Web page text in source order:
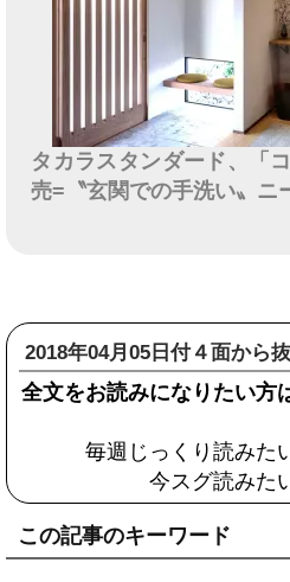
タカラスタンダード、「
売=〝玄関での手洗い〟ニ
2018年04月05日付４面から
全文をお読みになりたい方
毎週じっくり読みた
今スグ読みた
この記事のキーワード